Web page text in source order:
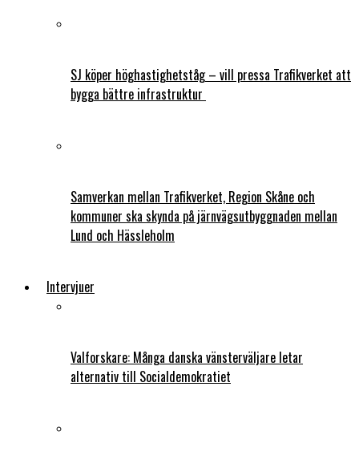
SJ köper höghastighetståg – vill pressa Trafikverket att
bygga bättre infrastruktur
Samverkan mellan Trafikverket, Region Skåne och
kommuner ska skynda på järnvägsutbyggnaden mellan
Lund och Hässleholm
Intervjuer
Valforskare: Många danska vänsterväljare letar
alternativ till Socialdemokratiet